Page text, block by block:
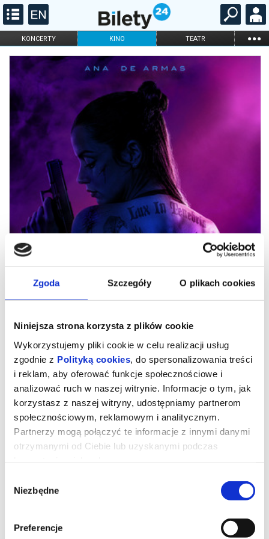
Zgoda Szczegóły O plikach cookies
Niniejsza strona korzysta z plików cookie
Wykorzystujemy pliki cookie w celu realizacji usług
zgodnie z Polityką cookies , do spersonalizowania treści
i reklam, aby oferować funkcje społecznościowe i
analizować ruch w naszej witrynie. Informacje o tym, jak
korzystasz z naszej witryny, udostępniamy partnerom
społecznościowym, reklamowym i analitycznym.
Partnerzy mogą połączyć te informacje z innymi danymi
otrzymanymi od Ciebie lub uzyskanymi podczas
zgody
Niezbędne
Preferencje
KONCERTY KINO TEATR ...
FILHARMONIA OPERA I BALET
DLA DZIECI
BALLERINA. Z UNIWERSUM JOHNA
WICKA
młodszą siostrę, 7-letnia Eve trafia do rodziny zastępczej.
Przepełniona gniewem i żądzą zemsty zwraca na siebie uwagę
tajemniczej organizacji Ruska Roma, która przygarnia ją i